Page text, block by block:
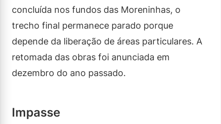
concluída nos fundos das Moreninhas, o
trecho final permanece parado porque
depende da liberação de áreas particulares. A
retomada das obras foi anunciada em
dezembro do ano passado.
Impasse